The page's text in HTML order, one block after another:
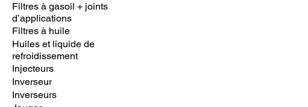
Filtres à gasoil + joints
d’applications
Filtres à huile
Huiles et liquide de
refroidissement
Injecteurs
Inverseur
Inverseurs